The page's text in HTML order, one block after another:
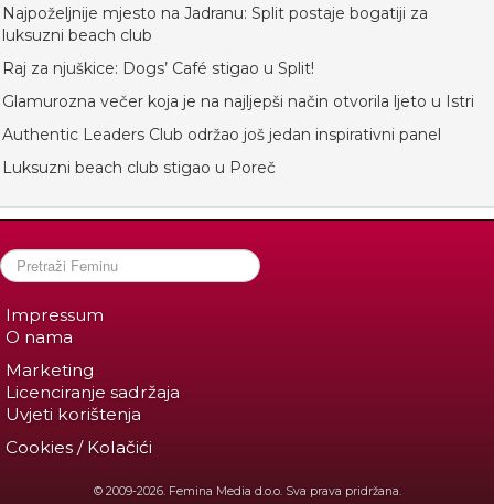
Najpoželjnije mjesto na Jadranu: Split postaje bogatiji za
luksuzni beach club
Raj za njuškice: Dogs’ Café stigao u Split!
Glamurozna večer koja je na najljepši način otvorila ljeto u Istri
Authentic Leaders Club održao još jedan inspirativni panel
Luksuzni beach club stigao u Poreč
Impressum
O nama
Marketing
Licenciranje sadržaja
Uvjeti korištenja
Cookies / Kolačići
© 2009-2026. Femina Media d.o.o. Sva prava pridržana.